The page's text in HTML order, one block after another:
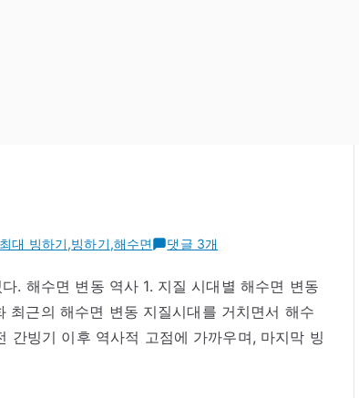
대 빙하기,빙하기,해수면
과
해
수
면
댓글 3개
. 해수면 변동 역사 1. 지질 시대별 해수면 변동
근의 해수면 변동 지질시대를 거치면서 해수
간빙기 이후 역사적 고점에 가까우며, 마지막 빙